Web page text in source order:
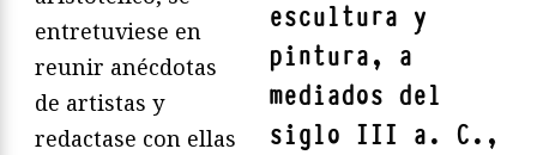
escultura y
pintura, a
mediados del
siglo III a. C.,
entretuviese en
reunir anécdotas
de artistas y
redactase con ellas